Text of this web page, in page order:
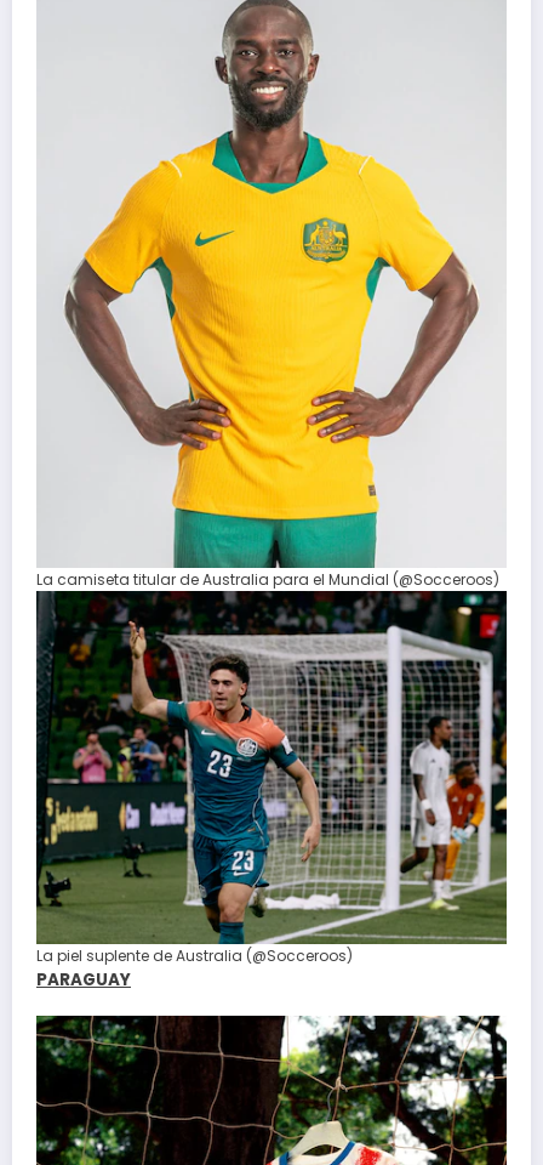
La camiseta titular de Australia para el Mundial (@Socceroos)
La piel suplente de Australia (@Socceroos)
PARAGUAY